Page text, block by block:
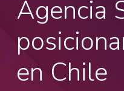
Agencia
en Chile